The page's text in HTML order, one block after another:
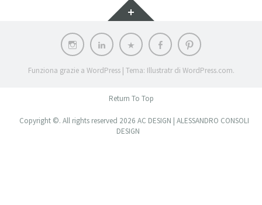
Widget
InstagramLinkedIn ArchiloversFacebookPinterest
Funziona grazie a WordPress | Tema: Illustratr di WordPress.com.
Return To Top
Copyright ©. All rights reserved 2026 AC DESIGN | ALESSANDRO CONSOLI
DESIGN